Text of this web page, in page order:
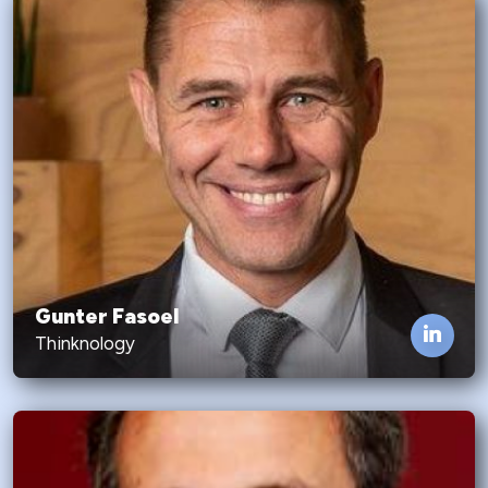
Gunter Fasoel
Thinknology